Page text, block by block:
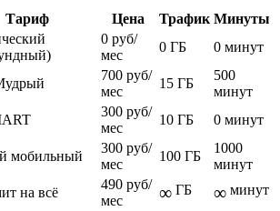
Тариф Цена Трафик Минуты
0 руб/
мес
0 ГБ 0 минут
700 руб/
мес
15 ГБ
500
минут
300 руб/
мес
10 ГБ 0 минут
мобильный
300 руб/
мес
100 ГБ
1000
минут
на всё
490 руб/
мес
∞ ГБ ∞ минут